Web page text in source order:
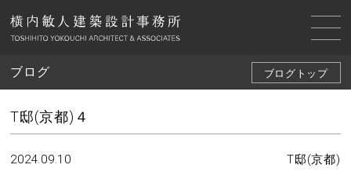
ブログ ブログトップ
T邸(京都)４
2024.09.10 T邸(京都)